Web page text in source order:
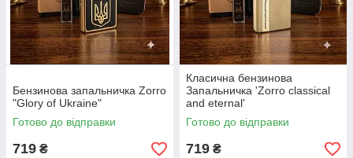
Бензинова запальничка Zorro
"Glory of Ukraine"
Готово до відправки
719 ₴
Класична бензинова
Запальничка 'Zorro classical
and eternal'
Готово до відправки
719 ₴